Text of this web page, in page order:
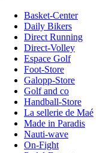
Basket-Center
Daily Bikers
Direct Running
Direct-Volley
Espace Golf
Foot-Store
Galopp-Store
Golf and co
Handball-Store
La sellerie de Maé
Made in Paradis
Nauti-wave
On-Fight